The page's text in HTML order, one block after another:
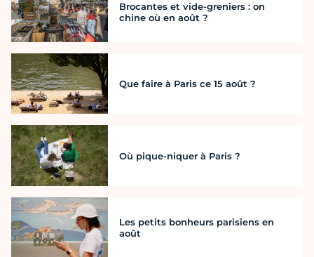
Brocantes et vide-greniers : on
chine où en août ?
Que faire à Paris ce 15 août ?
Où pique-niquer à Paris ?
Les petits bonheurs parisiens en
août